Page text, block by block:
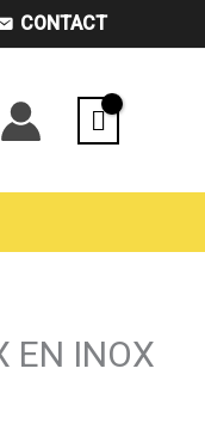
CONTACT
EN INOX